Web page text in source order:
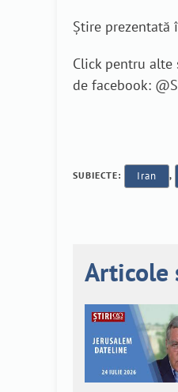
Știre prezentată
Click pentru
de facebook:
SUBIECTE: Iran ,
Articole